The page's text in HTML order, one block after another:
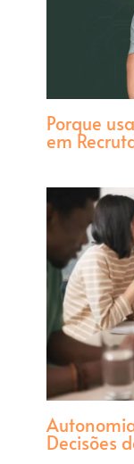
Porque
em
Decisões